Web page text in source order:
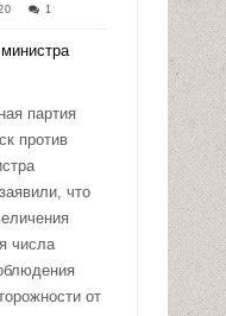
1
партия
против
что
числа
от